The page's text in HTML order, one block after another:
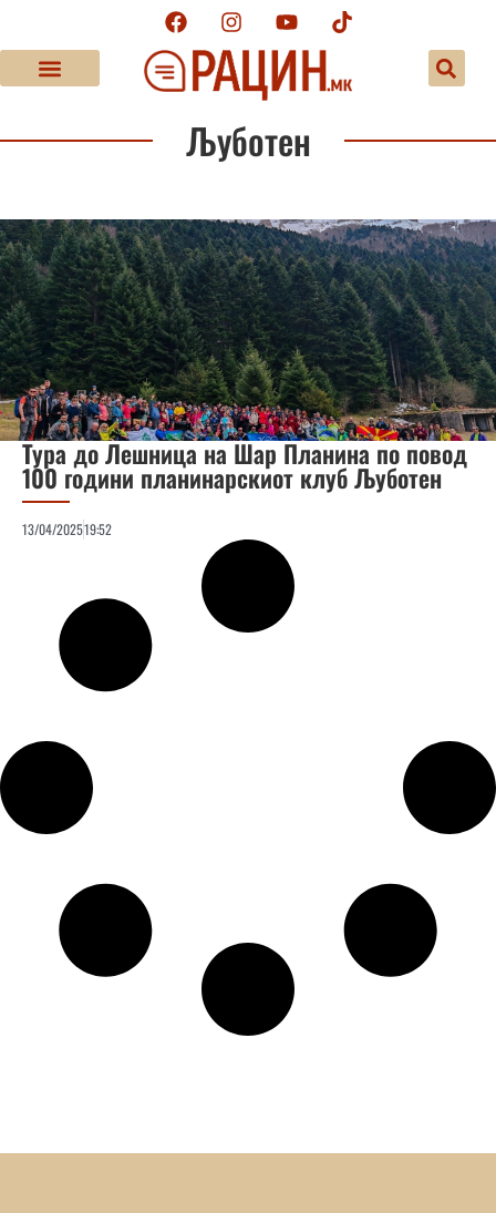
Љуботен
Тура до Лешница на Шар Планина по повод
100 години планинарскиот клуб Љуботен
13/04/202519:52